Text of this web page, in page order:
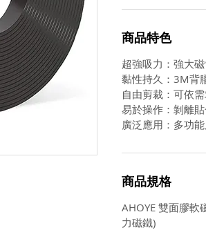
商品特色
超強吸力：強大
黏性持久：3M背
自由剪裁：可依
易於操作：剝離
廣泛應用：多功
商品規格
AHOYE 雙面膠
力磁鐵)